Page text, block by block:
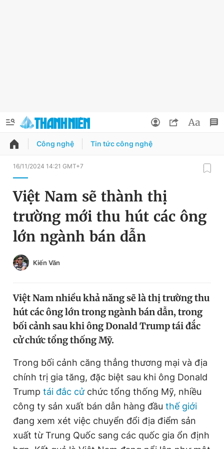
QUẢNG CÁO ĐẶT BÁO
Chuyên mục
Chuyên mục khác
Chào ngày mới
Video Magazine
Sản phẩm khác
Tiện ích Bạn cần biết
Thông tin tòa soạn Liên hệ quảng cáo
Đổi mật khẩu
Tin đã lưu
Tin đã xem
Công nghệ Tin tức công nghệ
16/11/2024 14:21 GMT+7
Việt Nam sẽ thành thị
trường mới thu hút các ông
lớn ngành bán dẫn
Kiến Văn
Việt Nam nhiều khả năng sẽ là thị trường thu
hút các ông lớn trong ngành bán dẫn, trong
bối cảnh sau khi ông Donald Trump tái đắc
cử chức tổng thống Mỹ.
Trong bối cảnh căng thẳng thương mại và địa
chính trị gia tăng, đặc biệt sau khi ông Donald
Trump tái đắc cửchức tổng thống Mỹ, nhiều
công ty sản xuất bán dẫn hàng đầu thế giới
đang xem xét việc chuyển đổi địa điểm sản
xuất từ Trung Quốc sang các quốc gia ổn định